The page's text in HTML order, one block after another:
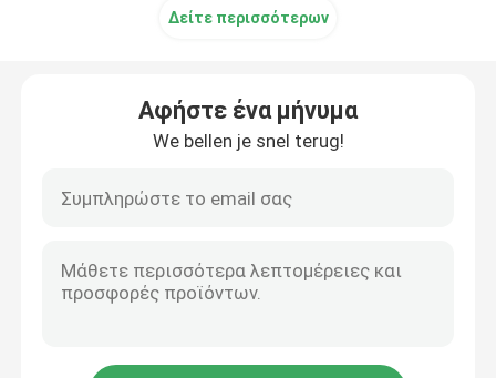
Ελαφριά μηχανή Πολωνού
Ελαφριά κλείνω-ενώνοντας στενά μηχανή Πολωνού
Ελαφριά τέμνουσα μηχανή πορτών Πολωνού
Δείτε περισσότερων
Αφήστε ένα μήνυμα
We bellen je snel terug!